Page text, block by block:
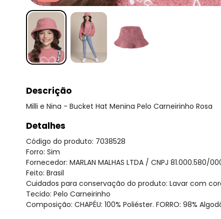
Descrição
Milli e Nina - Bucket Hat Menina Pelo Carneirinho Rosa
Detalhes
Código do produto: 7038528
Forro: Sim
Fornecedor: MARLAN MALHAS LTDA / CNPJ 81.000.580/
Feito: Brasil
Cuidados para conservação do produto: Lavar com
Tecido: Pelo Carneirinho
Composição: CHAPÉU: 100% Poliéster. FORRO: 98%